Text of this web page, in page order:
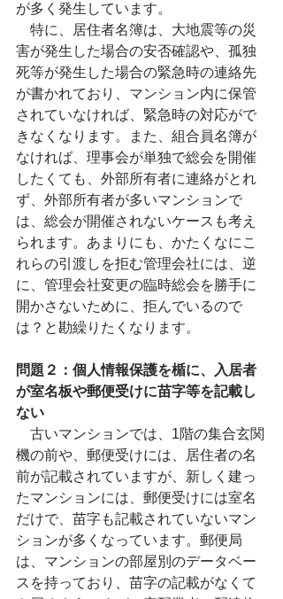
が多く発生しています。
特に、居住者名簿は、大地震等の災
害が発生した場合の安否確認や、孤独
死等が発生した場合の緊急時の連絡先
が書かれており、マンション内に保管
されていなければ、緊急時の対応がで
きなくなります。また、組合員名簿が
なければ、理事会が単独で総会を開催
したくても、外部所有者に連絡がとれ
ず、外部所有者が多いマンションで
は、総会が開催されないケースも考え
られます。あまりにも、かたくなにこ
れらの引渡しを拒む管理会社には、逆
に、管理会社変更の臨時総会を勝手に
開かさないために、拒んでいるので
は？と勘繰りたくなります。
問題２：個人情報保護を楯に、入居者
が室名板や郵便受けに苗字等を記載し
ない
古いマンションでは、1階の集合玄関
機の前や、郵便受けには、居住者の名
前が記載されていますが、新しく建っ
たマンションには、郵便受けには室名
だけで、苗字も記載されていないマン
ションが多くなっています。郵便局
は、マンションの部屋別のデータベー
スを持っており、苗字の記載がなくて